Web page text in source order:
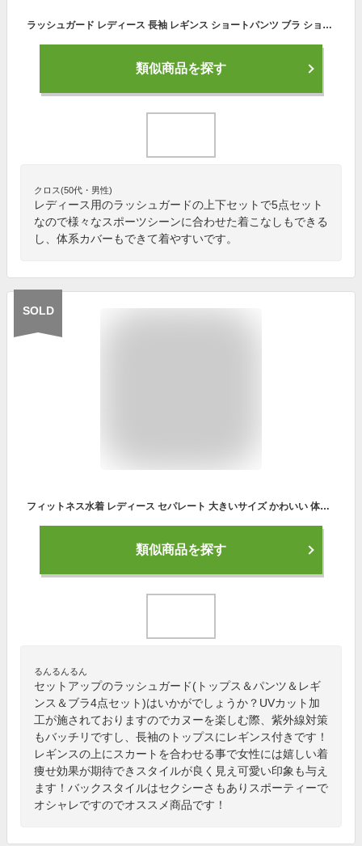
ラッシュガード レディース 長袖 レギンス ショートパンツ ブラ ショーツ ジッパー フィットネス 体型カバー 103五点セット M(実際S)
類似商品を探す
クロス(50代・男性)
レディース用のラッシュガードの上下セットで5点セット
なので様々なスポーツシーンに合わせた着こなしもできる
し、体系カバーもできて着やすいです。
SOLD
フィットネス水着 レディース セパレート 大きいサイズ かわいい 体型カバー 陸両用 セット スポーツウェア 4点セット ラッシュガード 長袖 ノンワイヤー トップス スカート レギンス 上下 フィットネスウェア バスト 盛れる UVカット 紫外線カット
類似商品を探す
るんるんるん
セットアップのラッシュガード(トップス＆パンツ＆レギ
ンス＆ブラ4点セット)はいかがでしょうか？UVカット加
工が施されておりますのでカヌーを楽しむ際、紫外線対策
もバッチリですし、長袖のトップスにレギンス付きです！
レギンスの上にスカートを合わせる事で女性には嬉しい着
痩せ効果が期待できスタイルが良く見え可愛い印象も与え
ます！バックスタイルはセクシーさもありスポーティーで
オシャレですのでオススメ商品です！